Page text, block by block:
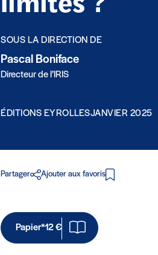
limites ?
SOUS LA DIRECTION DE
Pascal Boniface
Directeur de l’IRIS
ÉDITIONS EYROLLESJANVIER 2025
Partager Ajouter aux favoris
Papier*12 €